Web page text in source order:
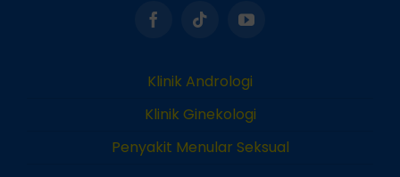
Klinik Ginekologi
Penyakit Menular Seksual